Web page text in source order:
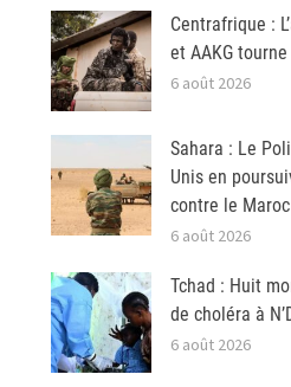
Centrafrique :
et AAKG
6 août 2026
Sahara : Le
Unis en
contre le Maroc
6 août 2026
Tchad : Huit
de choléra à
6 août 2026